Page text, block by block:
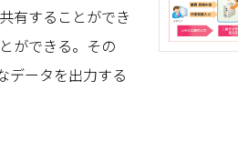
有することができ
ができる。その
データを出力する